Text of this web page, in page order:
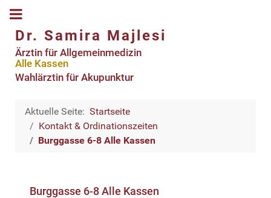
Dr. Samira Majlesi
Ärztin für Allgemeinmedizin
Alle Kassen
Wahlärztin für Akupunktur
Aktuelle Seite: Startseite
Kontakt & Ordinationszeiten
Burggasse 6-8 Alle Kassen
Burggasse 6-8 Alle Kassen